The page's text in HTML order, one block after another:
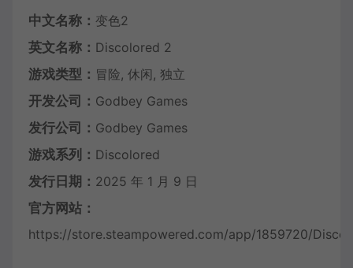
中文名称： 变色2
英文名称： Discolored 2
游戏类型： 冒险, 休闲, 独立
开发公司： Godbey Games
发行公司： Godbey Games
游戏系列： Discolored
发行日期： 2025 年 1 月 9 日
官方网站：
https://store.steampowered.com/app/1859720/